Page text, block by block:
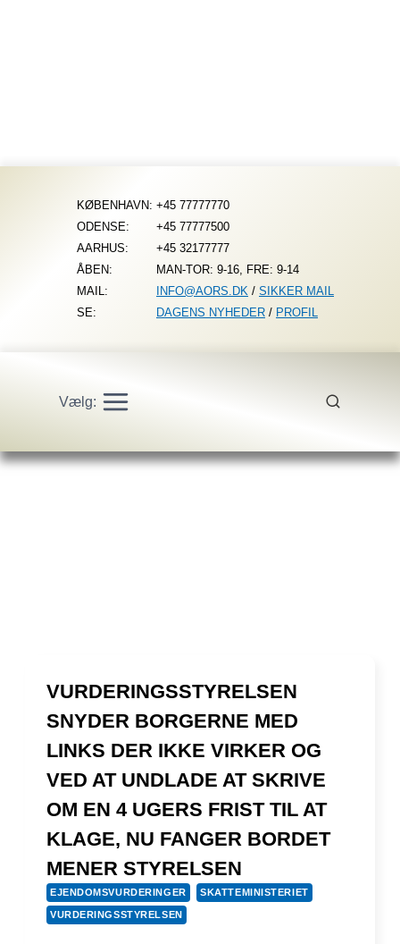
KØBENHAVN: +45 77777770
ODENSE:
+45 77777500
AARHUS:
+45 32177777
ÅBEN:
MAN-TOR: 9-16, FRE: 9-14
MAIL:
INFO@AORS.DK / SIKKER MAIL
SE:
DAGENS NYHEDER / PROFIL
Vælg:
VURDERINGSSTYRELSEN
SNYDER BORGERNE MED
LINKS DER IKKE VIRKER OG
VED AT UNDLADE AT SKRIVE
OM EN 4 UGERS FRIST TIL AT
KLAGE, NU FANGER BORDET
MENER STYRELSEN
EJENDOMSVURDERINGER SKATTEMINISTERIET
VURDERINGSSTYRELSEN